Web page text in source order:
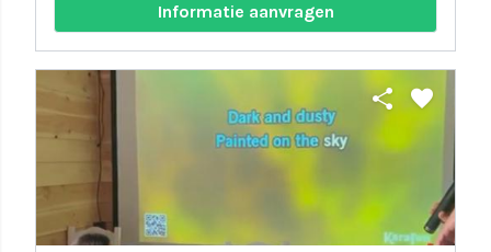
Informatie aanvragen
share favorite